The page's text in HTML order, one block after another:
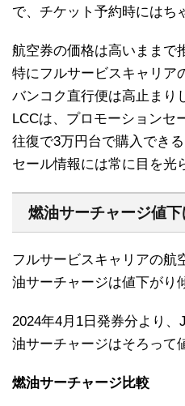
で、チケット予約時にはち
航空券の価格は高いままで
特にフルサービスキャリア
バンコク直行便は高止まり
LCCは、プロモーションセ
往復で3万円台で購入できる
セール情報には常に目を光
燃油サーチャージ値下
フルサービスキャリアの航
油サーチャージは値下がり
2024年4月1日発券分より
油サーチャージはそろって
燃油サーチャージ比較